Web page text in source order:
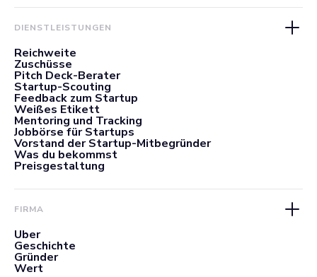
DIENSTLEISTUNGEN
Reichweite
Zuschüsse
Pitch Deck-Berater
Startup-Scouting
Feedback zum Startup
Weißes Etikett
Mentoring und Tracking
Jobbörse für Startups
Vorstand der Startup-Mitbegründer
Was du bekommst
Preisgestaltung
FIRMA
Über
Geschichte
Gründer
Wert